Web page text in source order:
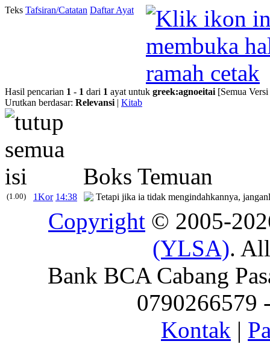
Teks Tafsiran/Catatan Daftar Ayat
Hasil pencarian 1 - 1 dari 1 ayat untuk greek:agnoeitai [Semua
Urutkan berdasar: Relevansi | Kitab
Boks Temuan
(1.00) 1Kor 14:38 Tetapi jika ia tidak mengindahkannya,
Copyright © 2005-
(YLSA).
Bank BCA Cabang
0790266579
Kontak |